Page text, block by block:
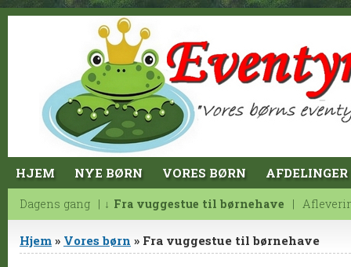
Jump to Content
HJEM NYE BØRN VORES BØRN AFDELINGER
Dagens gang Fra vuggestue til børnehave
Du er her
Hjem » Vores børn » Fra vuggestue til børnehave